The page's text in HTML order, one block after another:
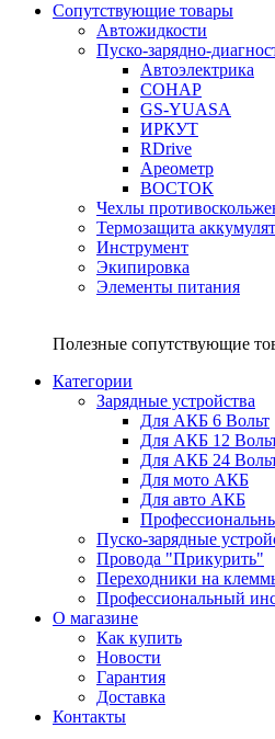
Сопутствующие товары
Автожидкости
Пуско-зарядно-
Автоэлектрика
СОНАР
GS-YUASA
ИРКУТ
RDrive
Ареометр
ВОСТОК
Чехлы
Термозащита
Инструмент
Экипировка
Элементы питания
Полезные сопутствующие
Категории
Зарядные устройства
Для АКБ 6 Вольт
Для АКБ 12
Для АКБ 24
Для мото АКБ
Для авто АКБ
Пуско-зарядные
Провода "Прикурить"
Переходники на
Профессиональный
О магазине
Как купить
Новости
Гарантия
Доставка
Контакты